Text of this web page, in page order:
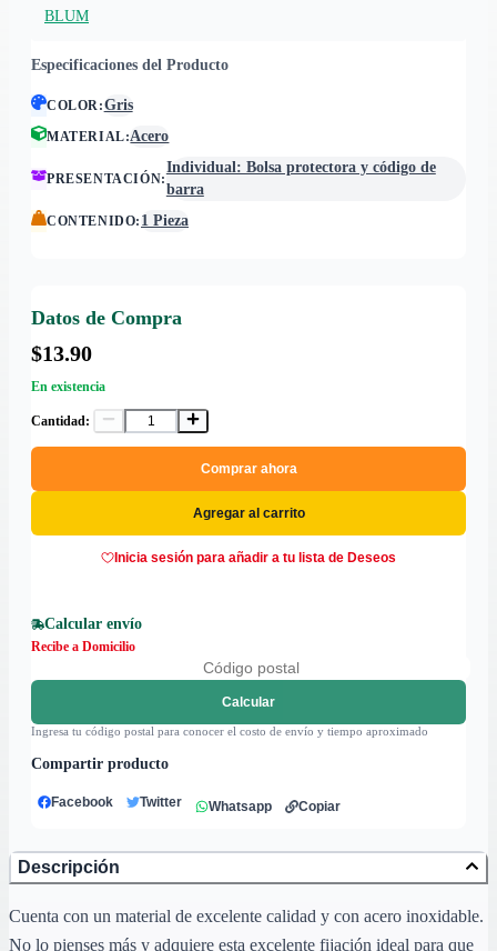
BLUM
Especificaciones del Producto
COLOR:Gris
MATERIAL:Acero
PRESENTACIÓN:
Individual: Bolsa protectora y código de
barra
CONTENIDO: 1 Pieza
Datos de Compra
$13.90
En existencia
Cantidad:
Comprar ahora
Agregar al carrito
Inicia sesión para añadir a tu lista de Deseos
Calcular envío
Recibe a Domicilio
Calcular
Ingresa tu código postal para conocer el costo de envío y tiempo aproximado
Compartir producto
Facebook Twitter Whatsapp Copiar
Descripción
Cuenta con un material de excelente calidad y con acero inoxidable.
No lo pienses más y adquiere esta excelente fijación ideal para que